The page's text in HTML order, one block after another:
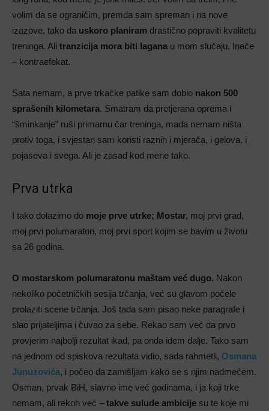
volim da se ograničim, premda sam spreman i na nove
izazove, tako da uskoro planiram drastično popraviti kvalitetu
treninga. Ali tranzicija mora biti laganau mom slučaju. Inače
– kontraefekat.
Sata nemam, a prve trkačke patike sam dobio nakon 500
sprašenih kilometara. Smatram da pretjerana oprema i
“šminkanje” ruši primarnu čar treninga, mada nemam ništa
protiv toga, i svjestan sam koristi raznih i mjerača, i gelova, i
pojaseva i svega. Ali je zasad kod mene tako.
Prva utrka
I tako dolazimo do moje prve utrke; Mostar, moj prvi grad,
moj prvi polumaraton, moj prvi sport kojim se bavim u životu
sa 26 godina.
O mostarskom polumaratonu maštam već dugo. Nakon
nekoliko početničkih sesija trčanja, već su glavom počele
prolaziti scene trčanja. Još tada sam pisao neke paragrafe i
slao prijateljima i čuvao za sebe. Rekao sam već da prvo
provjerim najbolji rezultat ikad, pa onda idem dalje. Tako sam
na jednom od spiskova rezultata vidio, sada rahmetli, Osmana
Junuzovića, i počeo da zamišljam kako se s njim nadmećem.
Osman, prvak BiH, slavno ime već godinama, i ja koji trke
nemam, ali rekoh već – takve sulude ambicije su te koje mi